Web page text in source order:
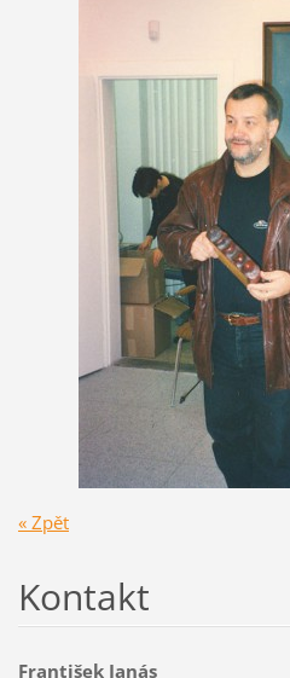
« Zpět
Kontakt
František Janás